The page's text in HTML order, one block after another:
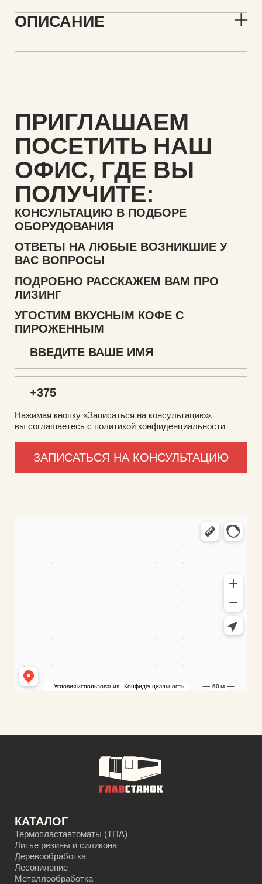
ОПИСАНИЕ
ПРИГЛАШАЕМ
ПОСЕТИТЬ НАШ
ОФИС, ГДЕ ВЫ
ПОЛУЧИТЕ:
КОНСУЛЬТАЦИЮ В ПОДБОРЕ
ОБОРУДОВАНИЯ
ОТВЕТЫ НА ЛЮБЫЕ ВОЗНИКШИЕ У
ВАС ВОПРОСЫ
ПОДРОБНО РАССКАЖЕМ ВАМ ПРО
ЛИЗИНГ
УГОСТИМ ВКУСНЫМ КОФЕ С
ПИРОЖЕННЫМ
Нажимая кнопку «Записаться на консультацию»,
вы соглашаетесь с политикой конфиденциальности
КАТАЛОГ
Термопластавтоматы (ТПА)
Литье резины и силикона
Деревообработка
Лесопиление
Металлообработка